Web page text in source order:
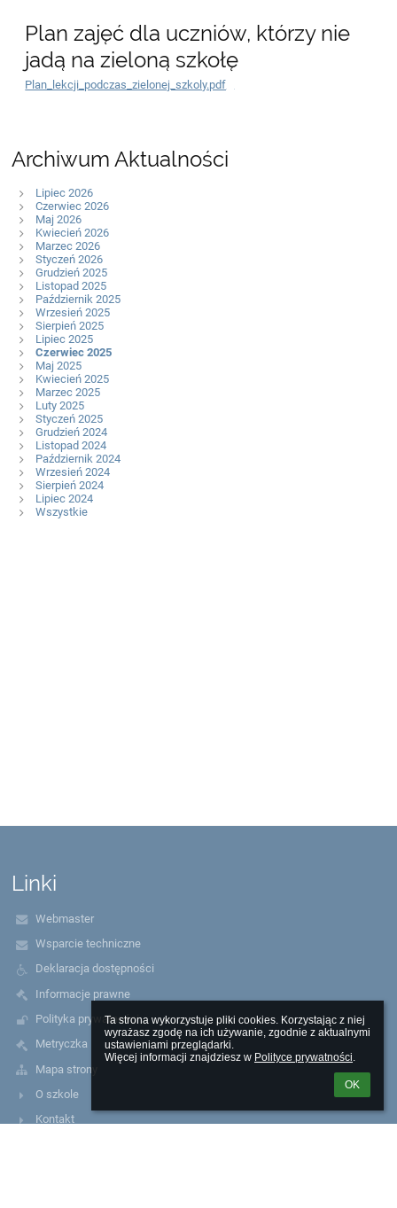
Ta strona wykorzystuje pliki cookies. Korzystając z niej
wyrażasz zgodę na ich używanie, zgodnie z aktualnymi
ustawieniami przeglądarki.
Więcej informacji znajdziesz w Polityce prywatności.
OK
Plan zajęć dla uczniów, którzy nie
jadą na zieloną szkołę
Plan_lekcji_podczas_zielonej_szkoly.pdf
Archiwum Aktualności
Lipiec 2026
Czerwiec 2026
Maj 2026
Kwiecień 2026
Marzec 2026
Styczeń 2026
Grudzień 2025
Listopad 2025
Październik 2025
Wrzesień 2025
Sierpień 2025
Lipiec 2025
Czerwiec 2025
Maj 2025
Kwiecień 2025
Marzec 2025
Luty 2025
Styczeń 2025
Grudzień 2024
Listopad 2024
Październik 2024
Wrzesień 2024
Sierpień 2024
Lipiec 2024
Wszystkie
Linki
Webmaster
Wsparcie techniczne
Deklaracja dostępności
Informacje prawne
Polityka prywatności
Metryczka
Mapa strony
O szkole
Kontakt